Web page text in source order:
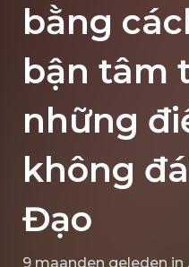
bằng
bận tâm
những
không
Đạo
9 maanden geleden in